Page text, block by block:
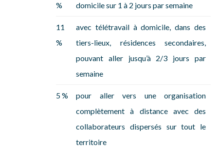
%
domicile sur 1 à 2 jours par semaine
11
%
avec télétravail à domicile, dans des
tiers-lieux, résidences secondaires,
pouvant aller jusqu’à 2/3 jours par
semaine
5 %
pour aller vers une organisation
complètement à distance avec des
collaborateurs dispersés sur tout le
territoire